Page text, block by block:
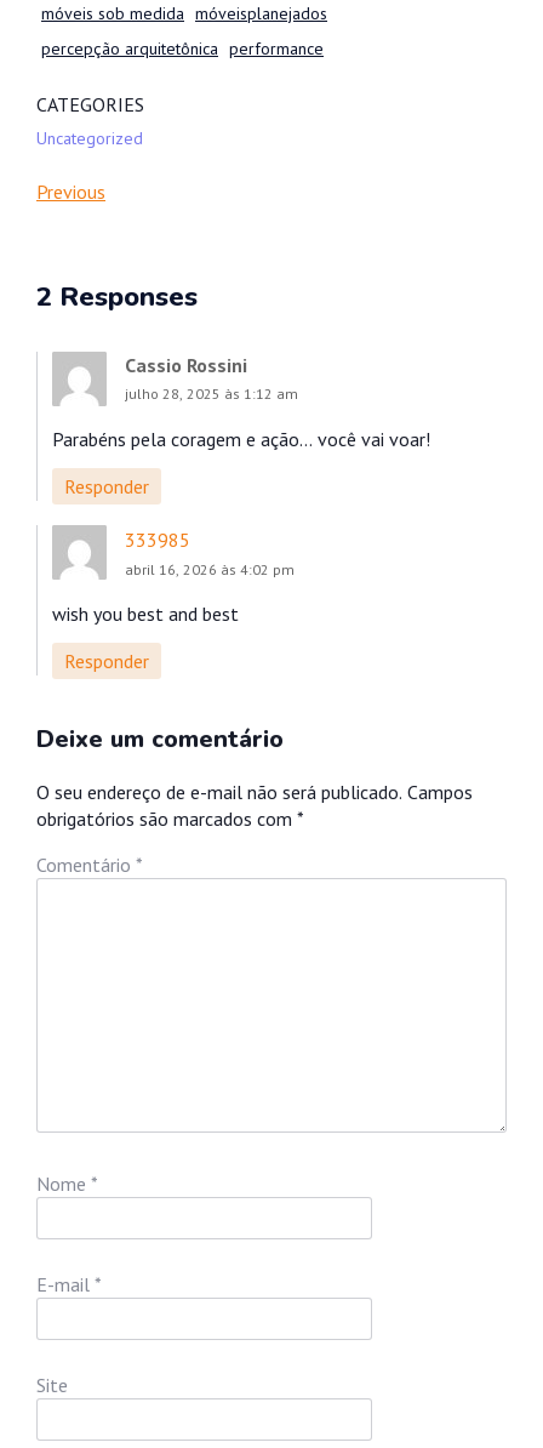
móveis sob medida móveisplanejados
percepção arquitetônica performance
CATEGORIES
Uncategorized
Previous
2 Responses
Cassio Rossini
julho 28, 2025 às 1:12 am
Parabéns pela coragem e ação… você vai voar!
Responder
333985
abril 16, 2026 às 4:02 pm
wish you best and best
Responder
Deixe um comentário
O seu endereço de e-mail não será publicado. Campos
obrigatórios são marcados com *
Comentário *
Nome *
E-mail *
Site